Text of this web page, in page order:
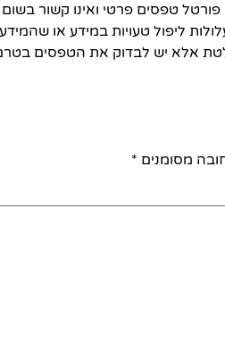
טפסים פרטי ואינו קשור
ליפול טעויות במידע או
אלא יש לבדוק את הטפסים
מסומנים *